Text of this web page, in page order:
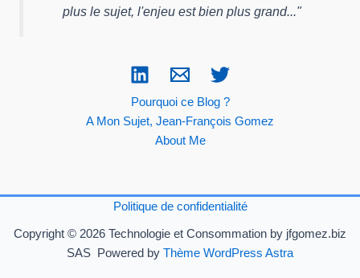
plus le sujet, l'enjeu est bien plus grand..."
Pourquoi ce Blog ?
A Mon Sujet, Jean-François Gomez
About Me
Politique de confidentialité
Copyright © 2026 Technologie et Consommation by jfgomez.biz
SAS Powered by Thème WordPress Astra